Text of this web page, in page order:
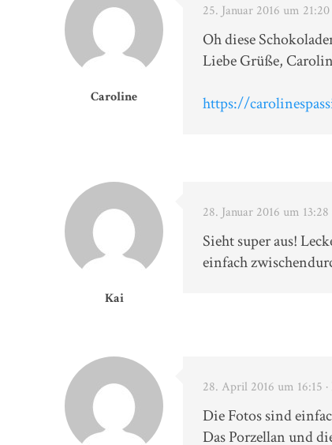
Caroline
25. Januar 2016 um 21:20
Oh diese
Liebe Grüße,
https://
Kai
28. Januar 2016 um 13:28
Sieht super aus!
einfach
28. April 2016 um 16:15
Die Fotos sind
Das Porzellan und